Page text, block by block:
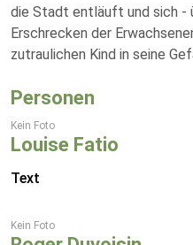
die Stadt entläuft und sich -
Erschrecken der
zutraulichen Kind in seine
Personen
Kein Foto
Louise Fatio
Text
Kein Foto